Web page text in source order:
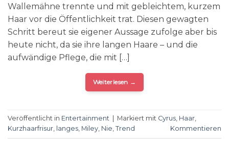
Wallemähne trennte und mit gebleichtem, kurzem
Haar vor die Öffentlichkeit trat. Diesen gewagten
Schritt bereut sie eigener Aussage zufolge aber bis
heute nicht, da sie ihre langen Haare – und die
aufwändige Pflege, die mit […]
Weiterlesen →
Veröffentlicht in Entertainment Markiert mit Cyrus, Haar,
Kurzhaarfrisur, langes, Miley, Nie, Trend Kommentieren